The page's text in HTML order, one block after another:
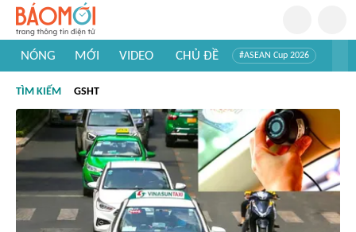
NÓNG MỚI VIDEO CHỦ ĐỀ #ASEAN Cup 2026
#Khám phá thế giới
TÌM KIẾM GSHT